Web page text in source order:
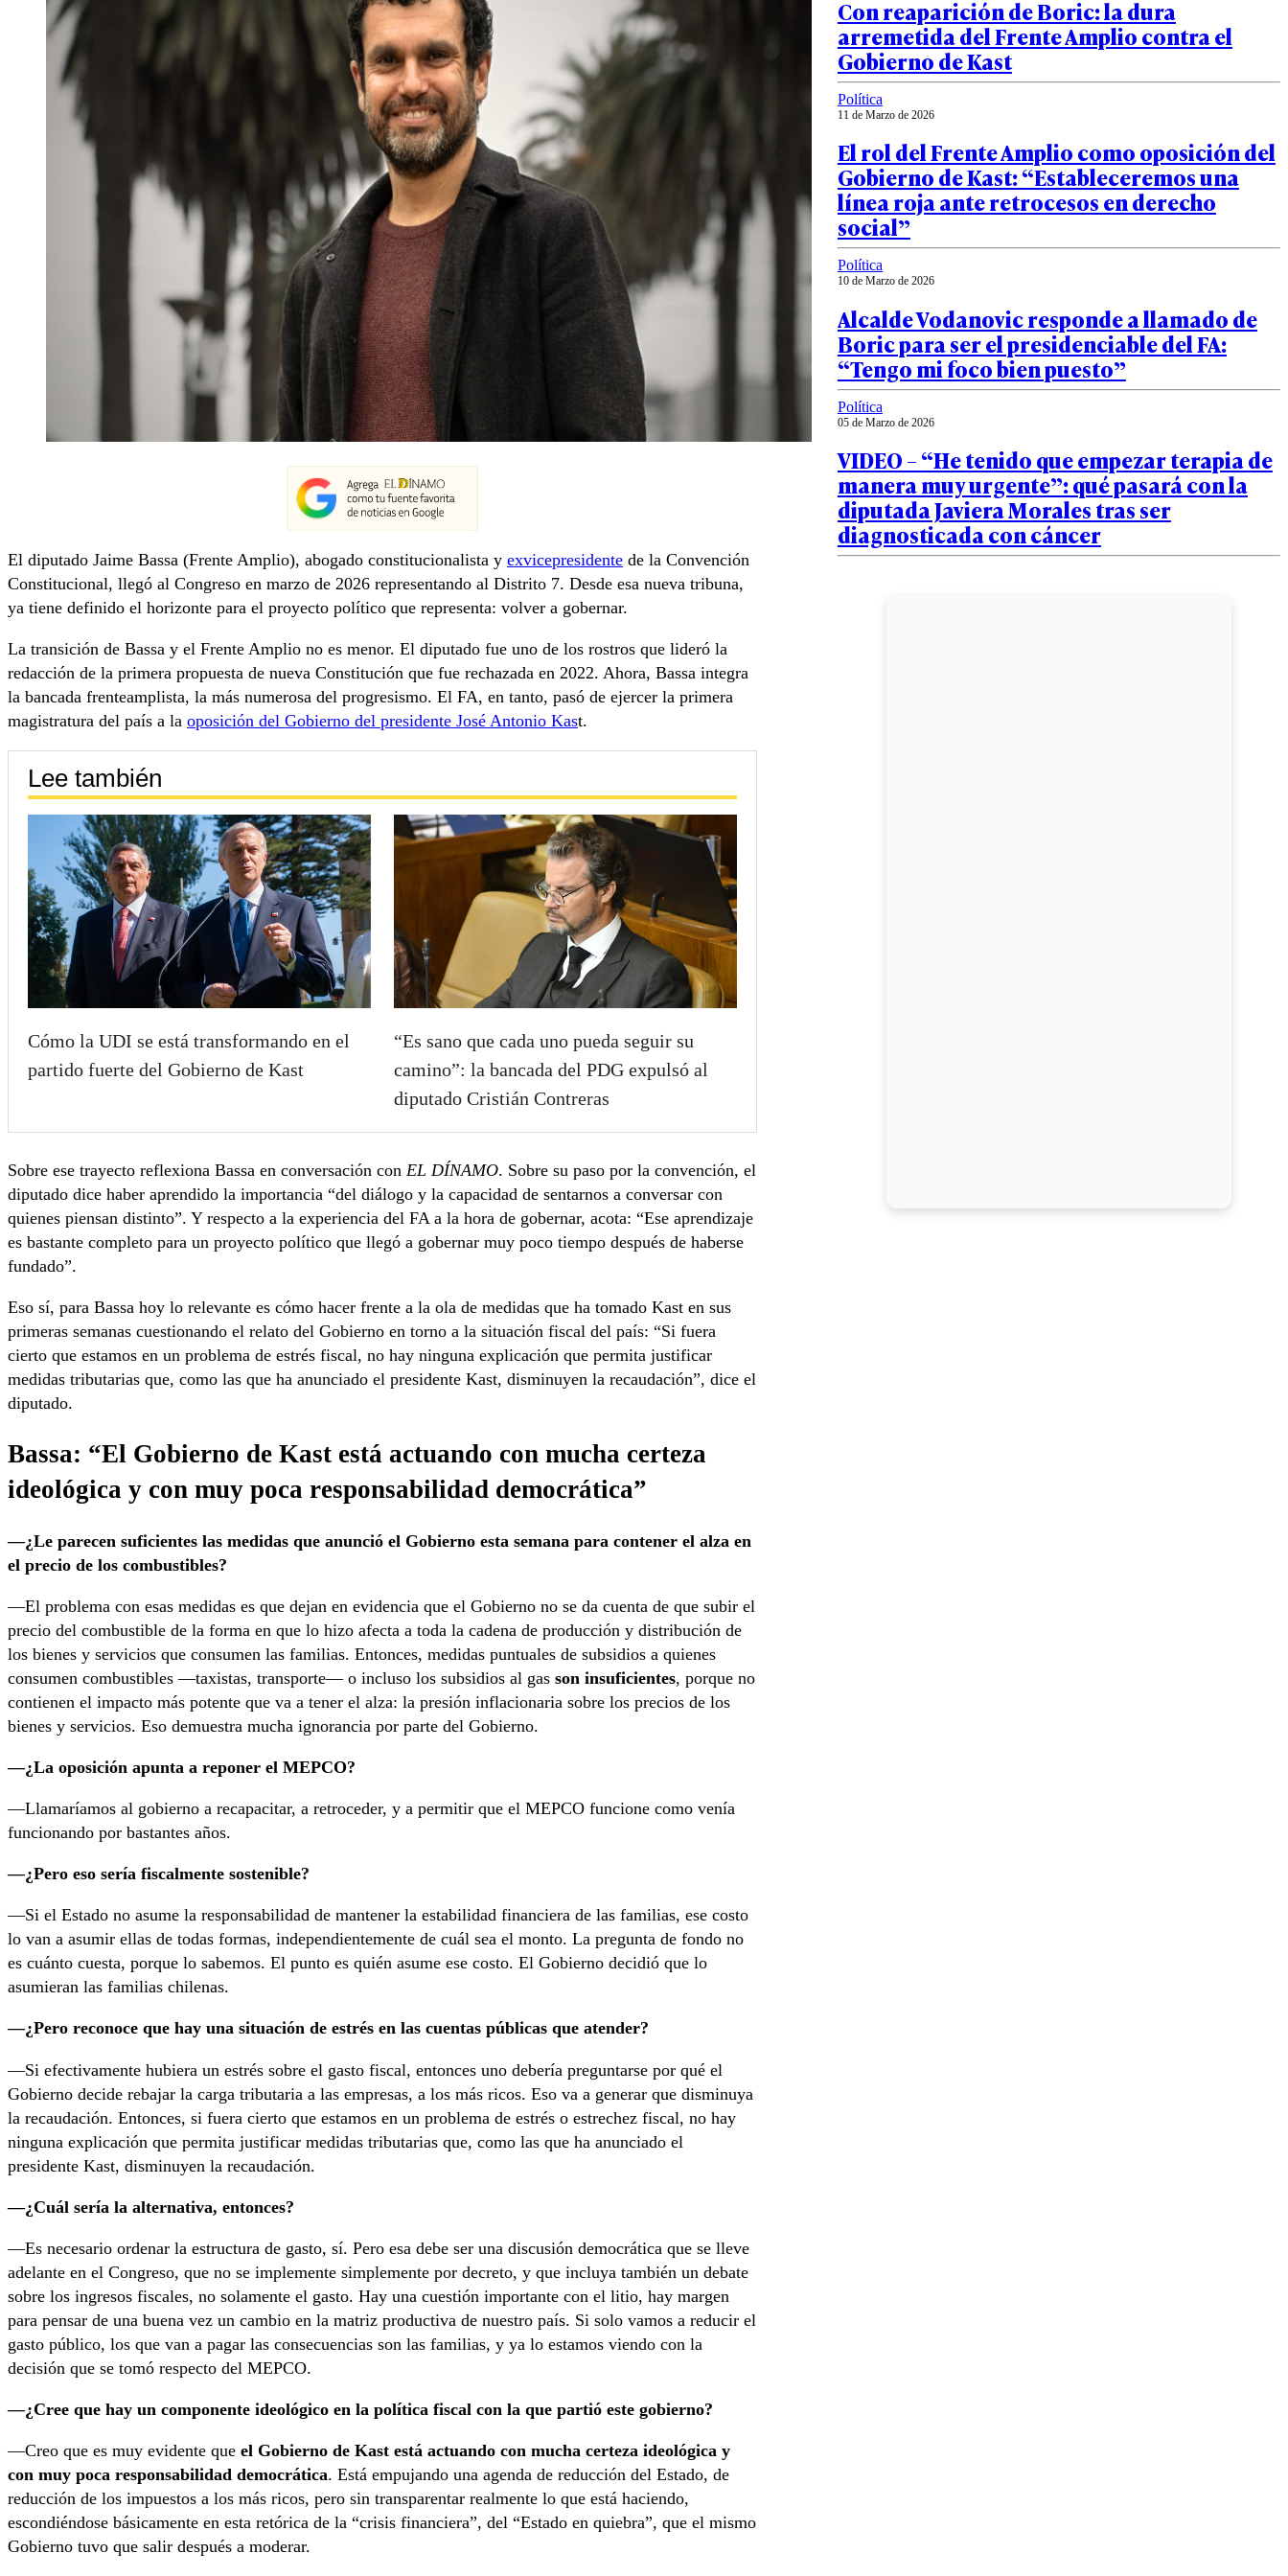
El diputado Jaime Bassa (Frente Amplio), abogado constitucionalista y exvicepresidente de la Convención
Constitucional, llegó al Congreso en marzo de 2026 representando al Distrito 7. Desde esa nueva tribuna,
ya tiene definido el horizonte para el proyecto político que representa: volver a gobernar.
La transición de Bassa y el Frente Amplio no es menor. El diputado fue uno de los rostros que lideró la
redacción de la primera propuesta de nueva Constitución que fue rechazada en 2022. Ahora, Bassa integra
la bancada frenteamplista, la más numerosa del progresismo. El FA, en tanto, pasó de ejercer la primera
magistratura del país a la oposición del Gobierno del presidente José Antonio Kast.
Lee también
Cómo la UDI se está transformando en el
partido fuerte del Gobierno de Kast
“Es sano que cada uno pueda seguir su
camino”: la bancada del PDG expulsó al
diputado Cristián Contreras
Sobre ese trayecto reflexiona Bassa en conversación con EL DÍNAMO. Sobre su paso por la convención, el
diputado dice haber aprendido la importancia “del diálogo y la capacidad de sentarnos a conversar con
quienes piensan distinto”. Y respecto a la experiencia del FA a la hora de gobernar, acota: “Ese aprendizaje
es bastante completo para un proyecto político que llegó a gobernar muy poco tiempo después de haberse
fundado”.
Eso sí, para Bassa hoy lo relevante es cómo hacer frente a la ola de medidas que ha tomado Kast en sus
primeras semanas cuestionando el relato del Gobierno en torno a la situación fiscal del país: “Si fuera
cierto que estamos en un problema de estrés fiscal, no hay ninguna explicación que permita justificar
medidas tributarias que, como las que ha anunciado el presidente Kast, disminuyen la recaudación”, dice el
diputado.
Bassa: “El Gobierno de Kast está actuando con mucha certeza
ideológica y con muy poca responsabilidad democrática”
—¿Le parecen suficientes las medidas que anunció el Gobierno esta semana para contener el alza en
el precio de los combustibles?
—El problema con esas medidas es que dejan en evidencia que el Gobierno no se da cuenta de que subir el
precio del combustible de la forma en que lo hizo afecta a toda la cadena de producción y distribución de
los bienes y servicios que consumen las familias. Entonces, medidas puntuales de subsidios a quienes
consumen combustibles —taxistas, transporte— o incluso los subsidios al gas son insuficientes, porque no
contienen el impacto más potente que va a tener el alza: la presión inflacionaria sobre los precios de los
bienes y servicios. Eso demuestra mucha ignorancia por parte del Gobierno.
—¿La oposición apunta a reponer el MEPCO?
—Llamaríamos al gobierno a recapacitar, a retroceder, y a permitir que el MEPCO funcione como venía
funcionando por bastantes años.
—¿Pero eso sería fiscalmente sostenible?
—Si el Estado no asume la responsabilidad de mantener la estabilidad financiera de las familias, ese costo
lo van a asumir ellas de todas formas, independientemente de cuál sea el monto. La pregunta de fondo no
es cuánto cuesta, porque lo sabemos. El punto es quién asume ese costo. El Gobierno decidió que lo
asumieran las familias chilenas.
—¿Pero reconoce que hay una situación de estrés en las cuentas públicas que atender?
—Si efectivamente hubiera un estrés sobre el gasto fiscal, entonces uno debería preguntarse por qué el
Gobierno decide rebajar la carga tributaria a las empresas, a los más ricos. Eso va a generar que disminuya
la recaudación. Entonces, si fuera cierto que estamos en un problema de estrés o estrechez fiscal, no hay
ninguna explicación que permita justificar medidas tributarias que, como las que ha anunciado el
presidente Kast, disminuyen la recaudación.
—¿Cuál sería la alternativa, entonces?
—Es necesario ordenar la estructura de gasto, sí. Pero esa debe ser una discusión democrática que se lleve
adelante en el Congreso, que no se implemente simplemente por decreto, y que incluya también un debate
sobre los ingresos fiscales, no solamente el gasto. Hay una cuestión importante con el litio, hay margen
para pensar de una buena vez un cambio en la matriz productiva de nuestro país. Si solo vamos a reducir el
gasto público, los que van a pagar las consecuencias son las familias, y ya lo estamos viendo con la
decisión que se tomó respecto del MEPCO.
—¿Cree que hay un componente ideológico en la política fiscal con la que partió este gobierno?
—Creo que es muy evidente que el Gobierno de Kast está actuando con mucha certeza ideológica y
con muy poca responsabilidad democrática. Está empujando una agenda de reducción del Estado, de
reducción de los impuestos a los más ricos, pero sin transparentar realmente lo que está haciendo,
escondiéndose básicamente en esta retórica de la “crisis financiera”, del “Estado en quiebra”, que el mismo
Gobierno tuvo que salir después a moderar.
Con reaparición de Boric: la dura
arremetida del Frente Amplio contra el
Gobierno de Kast
Política
11 de Marzo de 2026
El rol del Frente Amplio como oposición del
Gobierno de Kast: “Estableceremos una
línea roja ante retrocesos en derecho
social”
Política
10 de Marzo de 2026
Alcalde Vodanovic responde a llamado de
Boric para ser el presidenciable del FA:
“Tengo mi foco bien puesto”
Política
05 de Marzo de 2026
VIDEO – “He tenido que empezar terapia de
manera muy urgente”: qué pasará con la
diputada Javiera Morales tras ser
diagnosticada con cáncer